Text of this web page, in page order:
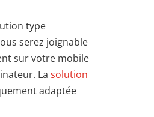
type
serez joignable
sur votre mobile
La solution
adaptée